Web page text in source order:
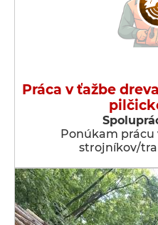
Práca v ťažbe
Ponúkam prácu
strojníkov/